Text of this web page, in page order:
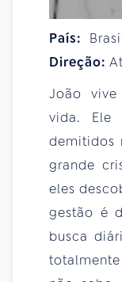
País:
Direção:
João
vida. Ele
demitidos
grande
eles
gestão é
busca